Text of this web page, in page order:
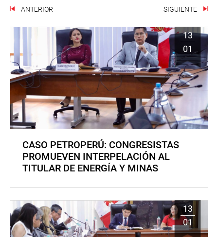
ANTERIOR SIGUIENTE
13
01
CASO PETROPERÚ: CONGRESISTAS
PROMUEVEN INTERPELACIÓN AL
TITULAR DE ENERGÍA Y MINAS
13
01